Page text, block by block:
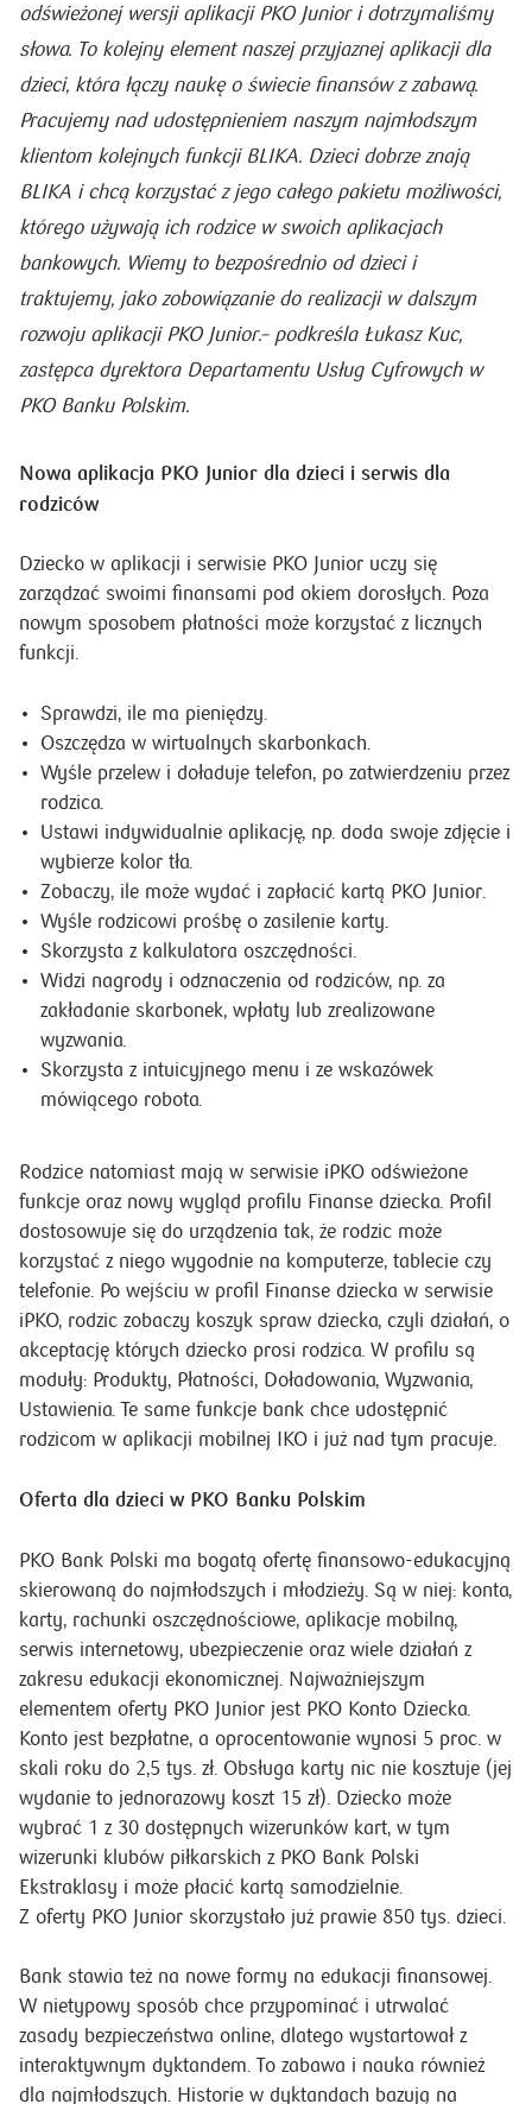
odświeżonej wersji aplikacji PKO Junior i dotrzymaliśmy
słowa. To kolejny element naszej przyjaznej aplikacji dla
dzieci, która łączy naukę o świecie finansów z zabawą.
Pracujemy nad udostępnieniem naszym najmłodszym
klientom kolejnych funkcji BLIKA. Dzieci dobrze znają
BLIKA i chcą korzystać z jego całego pakietu możliwości,
którego używają ich rodzice w swoich aplikacjach
bankowych. Wiemy to bezpośrednio od dzieci i
traktujemy, jako zobowiązanie do realizacji w dalszym
rozwoju aplikacji PKO Junior.– podkreśla Łukasz Kuc,
zastępca dyrektora Departamentu Usług Cyfrowych w
PKO Banku Polskim.
Nowa aplikacja PKO Junior dla dzieci i serwis dla
rodziców
Dziecko w aplikacji i serwisie PKO Junior uczy się
zarządzać swoimi finansami pod okiem dorosłych. Poza
nowym sposobem płatności może korzystać z licznych
funkcji.
Sprawdzi, ile ma pieniędzy.
Oszczędza w wirtualnych skarbonkach.
Wyśle przelew i doładuje telefon, po zatwierdzeniu przez
rodzica.
Ustawi indywidualnie aplikację, np. doda swoje zdjęcie i
wybierze kolor tła.
Zobaczy, ile może wydać i zapłacić kartą PKO Junior.
Wyśle rodzicowi prośbę o zasilenie karty.
Skorzysta z kalkulatora oszczędności.
Widzi nagrody i odznaczenia od rodziców, np. za
zakładanie skarbonek, wpłaty lub zrealizowane
wyzwania.
Skorzysta z intuicyjnego menu i ze wskazówek
mówiącego robota.
Rodzice natomiast mają w serwisie iPKO odświeżone
funkcje oraz nowy wygląd profilu Finanse dziecka. Profil
dostosowuje się do urządzenia tak, że rodzic może
korzystać z niego wygodnie na komputerze, tablecie czy
telefonie. Po wejściu w profil Finanse dziecka w serwisie
iPKO, rodzic zobaczy koszyk spraw dziecka, czyli działań, o
akceptację których dziecko prosi rodzica. W profilu są
moduły: Produkty, Płatności, Doładowania, Wyzwania,
Ustawienia. Te same funkcje bank chce udostępnić
rodzicom w aplikacji mobilnej IKO i już nad tym pracuje.
Oferta dla dzieci w PKO Banku Polskim
PKO Bank Polski ma bogatą ofertę finansowo-edukacyjną
skierowaną do najmłodszych i młodzieży. Są w niej: konta,
karty, rachunki oszczędnościowe, aplikacje mobilną,
serwis internetowy, ubezpieczenie oraz wiele działań z
zakresu edukacji ekonomicznej. Najważniejszym
elementem oferty PKO Junior jest PKO Konto Dziecka.
Konto jest bezpłatne, a oprocentowanie wynosi 5 proc. w
skali roku do 2,5 tys. zł. Obsługa karty nic nie kosztuje (jej
wydanie to jednorazowy koszt 15 zł). Dziecko może
wybrać 1 z 30 dostępnych wizerunków kart, w tym
wizerunki klubów piłkarskich z PKO Bank Polski
Ekstraklasy i może płacić kartą samodzielnie.
Z oferty PKO Junior skorzystało już prawie 850 tys. dzieci.
Bank stawia też na nowe formy na edukacji finansowej.
W nietypowy sposób chce przypominać i utrwalać
zasady bezpieczeństwa online, dlatego wystartował z
interaktywnym dyktandem. To zabawa i nauka również
dla najmłodszych. Historie w dyktandach bazują na